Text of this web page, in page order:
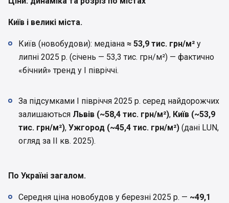
Київ і великі міста.
Київ (новобудови): медіана ≈ 53,9 тис. грн/м² у
липні 2025 р. (січень — 53,3 тис. грн/м²) — фактично
«бічний» тренд у І півріччі.
За підсумками І півріччя 2025 р. серед найдорожчих
залишаються Львів (~58,4 тис. грн/м²), Київ (~53,9
тис. грн/м²), Ужгород (~45,4 тис. грн/м²) (дані LUN,
огляд за ІІ кв. 2025).
По Україні загалом.
Середня ціна новобудов у березні 2025 р. — ~49,1